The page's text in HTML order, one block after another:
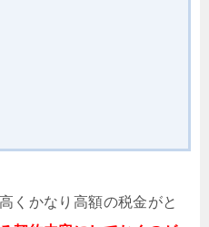
くかなり高額の税金がと